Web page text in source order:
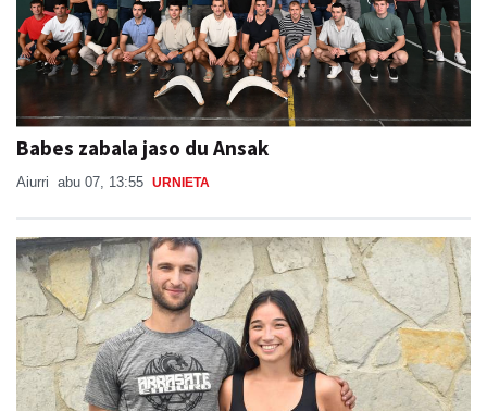
Babes zabala jaso du Ansak
Aiurri abu 07, 13:55 URNIETA